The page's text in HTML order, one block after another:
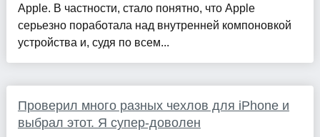
Apple. В частности, стало понятно, что Apple
серьезно поработала над внутренней компоновкой
устройства и, судя по всем...
Проверил много разных чехлов для iPhone и
выбрал этот. Я супер-доволен